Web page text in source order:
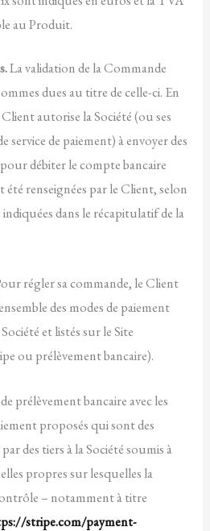
au Produit.
La validation de la Commande
dues au titre de celle-ci. En
autorise la Société (ou ses
service de paiement) à envoyer des
débiter le compte bancaire
renseignées par le Client, selon
indiquées dans le récapitulatif de la
régler sa commande, le Client
des modes de paiement
et listés sur le Site
ou prélèvement bancaire).
prélèvement bancaire avec les
proposés qui sont des
des tiers à la Société soumis à
propres sur lesquelles la
– notamment à titre
stripe.com/payment-